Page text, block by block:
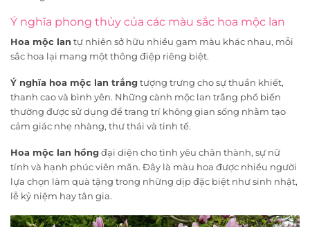
Ý nghĩa phong thủy của các màu sắc hoa mộc lan
Hoa mộc lan tự nhiên sở hữu nhiều gam màu khác nhau, mỗi
sắc hoa lại mang một thông điệp riêng biệt.
Ý nghĩa hoa mộc lan trắngtượng trưng cho sự thuần khiết,
thanh cao và bình yên. Những cành mộc lan trắng phổ biến
thường được sử dụng để trang trí không gian sống nhằm tạo
cảm giác nhẹ nhàng, thư thái và tinh tế.
Hoa mộc lan hồngđại diện cho tình yêu chân thành, sự nữ
tính và hạnh phúc viên mãn. Đây là màu hoa được nhiều người
lựa chọn làm quà tặng trong những dịp đặc biệt như sinh nhật,
lễ kỷ niệm hay tân gia.